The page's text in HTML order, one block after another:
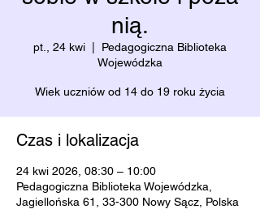
nią.
pt., 24 kwi
Pedagogiczna Biblioteka
Wojewódzka
Wiek uczniów od 14 do 19 roku życia
Czas i lokalizacja
24 kwi 2026, 08:30 – 10:00
Pedagogiczna Biblioteka Wojewódzka,
Jagiellońska 61, 33-300 Nowy Sącz, Polska